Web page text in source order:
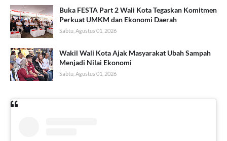
Buka FESTA Part 2 Wali Kota Tegaskan Komitmen
Perkuat UMKM dan Ekonomi Daerah
Sabtu, Agustus 01, 2026
Wakil Wali Kota Ajak Masyarakat Ubah Sampah
Menjadi Nilai Ekonomi
Sabtu, Agustus 01, 2026